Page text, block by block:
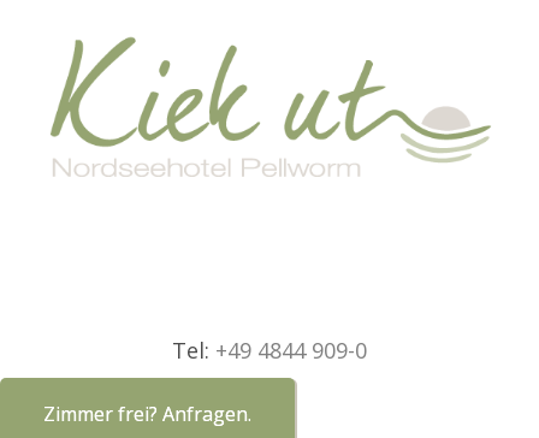
Tel: +49 4844 909-0
Zimmer frei? Anfragen.